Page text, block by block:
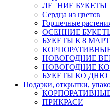
ЛЕТНИЕ БУКЕТЫ
Сердца из цветов
Горшечные
ОСЕННИЕ
БУКЕТЫ К 8
НОВОГОДНИЕ
НОВОГОДНИЕ
БУКЕТЫ КО ДНЮ
Подарки, открытки,
ПРИКРАСИ